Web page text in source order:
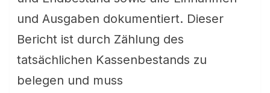
und Ausgaben dokumentiert. Dieser
Bericht ist durch Zählung des
tatsächlichen Kassenbestands zu
belegen und muss